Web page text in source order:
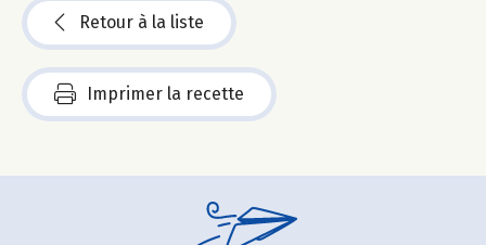
Retour à la liste
Imprimer la recette